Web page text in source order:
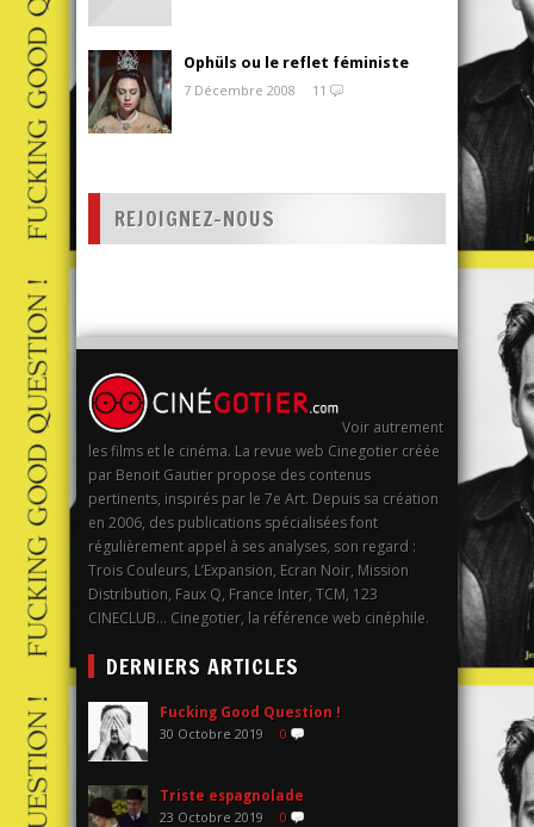
Ophüls ou le reflet féministe
7 Décembre 2008
11
REJOIGNEZ-NOUS
Voir autrement
les films et le cinéma. La revue web Cinegotier créée
par Benoit Gautier propose des contenus
pertinents, inspirés par le 7e Art. Depuis sa création
en 2006, des publications spécialisées font
régulièrement appel à ses analyses, son regard :
Trois Couleurs, L’Expansion, Ecran Noir, Mission
Distribution, Faux Q, France Inter, TCM, 123
CINECLUB… Cinegotier, la référence web cinéphile.
DERNIERS ARTICLES
Fucking Good Question !
30 Octobre 2019 0
Triste espagnolade
23 Octobre 2019 0